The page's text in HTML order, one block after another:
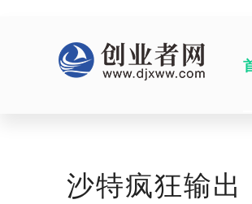
沙特疯狂输